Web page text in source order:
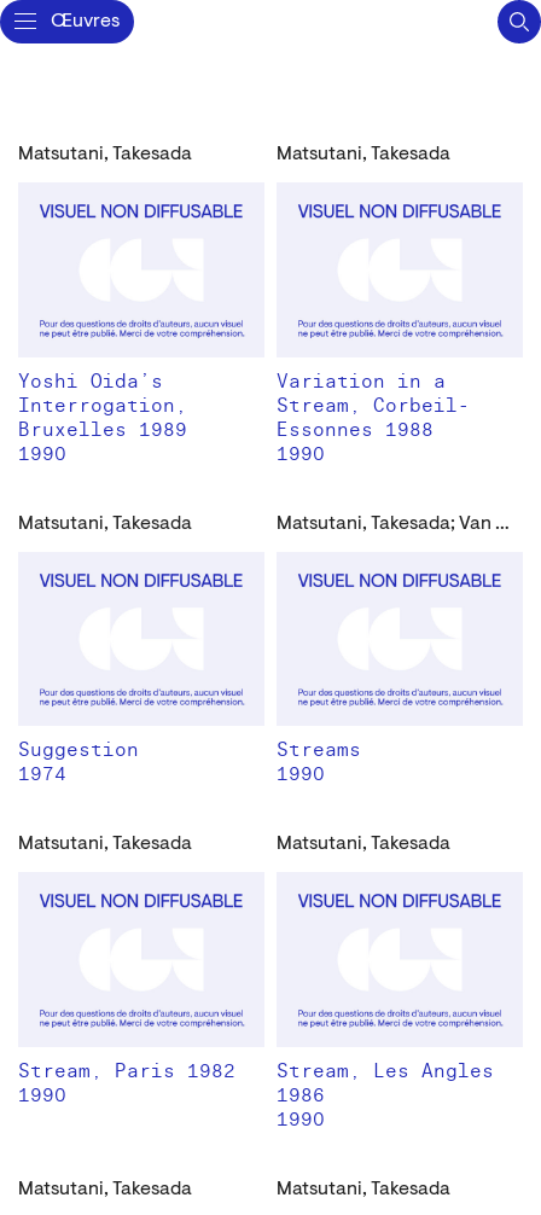
Œuvres
Matsutani, Takesada
Yoshi Oida’s
Interrogation,
Bruxelles 1989
1990
Matsutani, Takesada
Variation in a
Stream, Corbeil-
Essonnes 1988
1990
Matsutani, Takesada
Suggestion
1974
Matsutani, Takesada; Van Houten, Kate
Streams
1990
Matsutani, Takesada
Stream, Paris 1982
1990
Matsutani, Takesada
Stream, Les Angles
1986
1990
Matsutani, Takesada Matsutani, Takesada